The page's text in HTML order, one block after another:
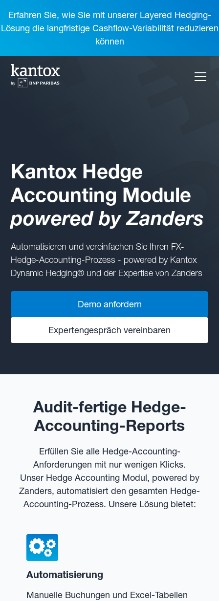
Erfahren Sie, wie Sie mit unserer Layered Hedging-
Lösung die langfristige Cashflow-Variabilität reduzieren
können
Kantox Hedge
Accounting Module
powered by Zanders
Automatisieren und vereinfachen Sie Ihren FX-
Hedge-Accounting-Prozess - powered by Kantox
Dynamic Hedging® und der Expertise von Zanders
Demo anfordern
Expertengespräch vereinbaren
Audit-fertige Hedge-
Accounting-Reports
Erfüllen Sie alle Hedge-Accounting-
Anforderungen mit nur wenigen Klicks.
Unser Hedge Accounting Modul, powered by
Zanders, automatisiert den gesamten Hedge-
Accounting-Prozess. Unsere Lösung bietet:
Automatisierung
Manuelle Buchungen und Excel-Tabellen